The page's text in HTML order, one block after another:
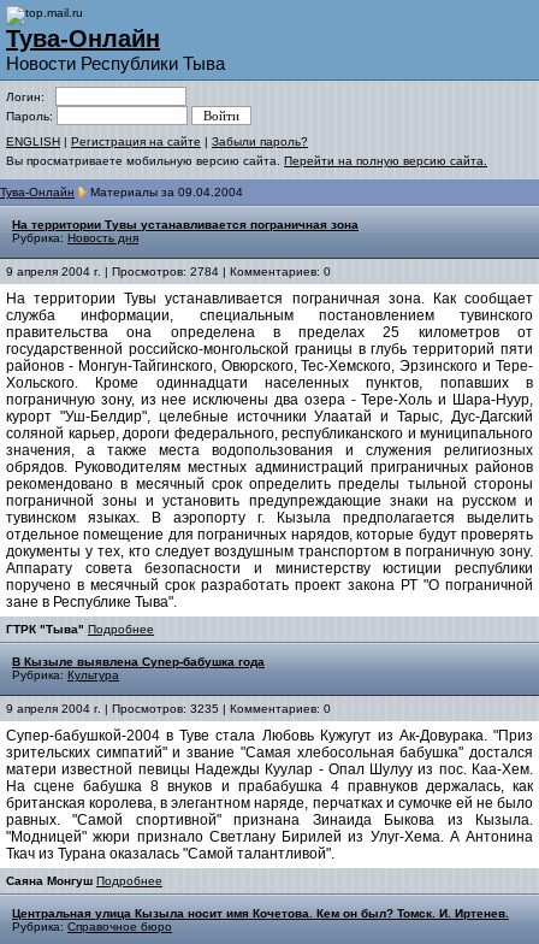
Тува-Онлайн
Новости Республики Тыва
Логин:
Пароль:
ENGLISH | Регистрация на сайте | Забыли пароль?
Вы просматриваете мобильную версию сайта. Перейти на полную версию сайта.
Тува-Онлайн Материалы за 09.04.2004
На территории Тувы устанавливается пограничная зона
Рубрика: Новость дня
9 апреля 2004 г. | Просмотров: 2784 | Комментариев: 0
На территории Тувы устанавливается пограничная зона. Как сообщает
служба информации, специальным постановлением тувинского
правительства она определена в пределах 25 километров от
государственной российско-монгольской границы в глубь территорий пяти
районов - Монгун-Тайгинского, Овюрского, Тес-Хемского, Эрзинского и Тере-
Хольского. Кроме одиннадцати населенных пунктов, попавших в
пограничную зону, из нее исключены два озера - Тере-Холь и Шара-Нуур,
курорт "Уш-Белдир", целебные источники Улаатай и Тарыс, Дус-Дагский
соляной карьер, дороги федерального, республиканского и муниципального
значения, а также места водопользования и служения религиозных
обрядов. Руководителям местных администраций приграничных районов
рекомендовано в месячный срок определить пределы тыльной стороны
пограничной зоны и установить предупреждающие знаки на русском и
тувинском языках. В аэропорту г. Кызыла предполагается выделить
отдельное помещение для пограничных нарядов, которые будут проверять
документы у тех, кто следует воздушным транспортом в пограничную зону.
Аппарату совета безопасности и министерству юстиции республики
поручено в месячный срок разработать проект закона РТ "О пограничной
зане в Республике Тыва".
ГТРК "Тыва" Подробнее
В Кызыле выявлена Супер-бабушка года
Рубрика: Культура
9 апреля 2004 г. | Просмотров: 3235 | Комментариев: 0
Супер-бабушкой-2004 в Туве стала Любовь Кужугут из Ак-Довурака. "Приз
зрительских симпатий" и звание "Самая хлебосольная бабушка" достался
матери известной певицы Надежды Куулар - Опал Шулуу из пос. Каа-Хем.
На сцене бабушка 8 внуков и прабабушка 4 правнуков держалась, как
британская королева, в элегантном наряде, перчатках и сумочке ей не было
равных. "Самой спортивной" признана Зинаида Быкова из Кызыла.
"Модницей" жюри признало Светлану Бирилей из Улуг-Хема. А Антонина
Ткач из Турана оказалась "Самой талантливой".
Саяна Монгуш Подробнее
Центральная улица Кызыла носит имя Кочетова. Кем он был? Томск. И. Иртенев.
Рубрика: Справочное бюро